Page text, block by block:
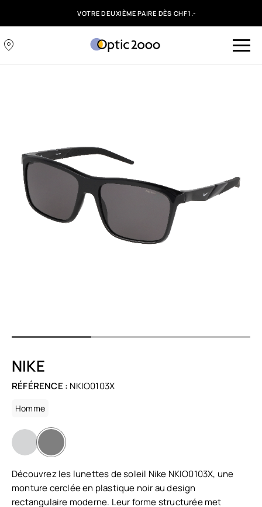
VOTRE DEUXIÈME PAIRE DÈS CHF1.-
NIKE
RÉFÉRENCE : NKIO0103X
Homme
Découvrez les lunettes de soleil Nike NKIO0103X, une
monture cerclée en plastique noir au design
rectangulaire moderne. Leur forme structurée met